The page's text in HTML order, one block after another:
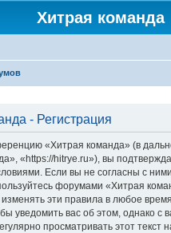
Хитрая команда
- Регистрация
«Хитрая команда» (в
«https://hitrye.ru»), вы
Если вы не согласны с
форумами «Хитрая
эти правила в любое
уведомить вас об этом, однако с
просматривать этот текст